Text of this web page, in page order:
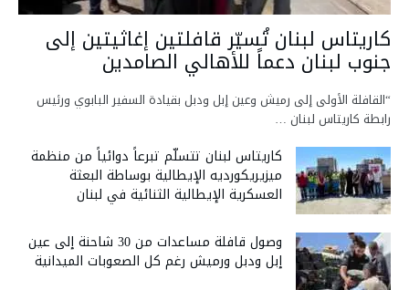
كاريتاس لبنان تُسيّر قافلتين إغاثيتين إلى
جنوب لبنان دعماً للأهالي الصامدين
“القافلة الأولى إلى رميش وعين إبل ودبل بقيادة السفير البابوي ورئيس
رابطة كاريتاس لبنان …
كاريتاس لبنان تتسلّم تبرعاً دوائياً من منظمة
ميزيريكورديه الإيطالية بوساطة البعثة
العسكرية الإيطالية الثنائية في لبنان
وصول قافلة مساعدات من 30 شاحنة إلى عين
إبل ودبل ورميش رغم كل الصعوبات الميدانية